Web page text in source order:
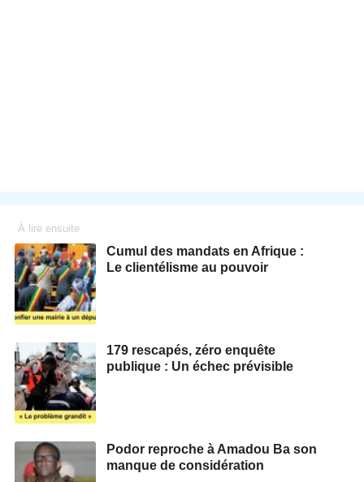
À lire ensuite
Cumul des mandats en Afrique :
Le clientélisme au pouvoir
179 rescapés, zéro enquête
publique : Un échec prévisible
Podor reproche à Amadou Ba son
manque de considération